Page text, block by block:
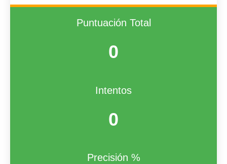
Puntuación Total
0
Intentos
0
Precisión %